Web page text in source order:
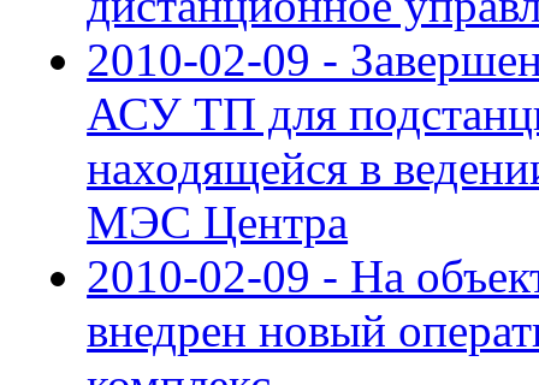
2010-02-09 -
АСУ ТП для
находящейся в
МЭС Центра
2010-02-09 - На
внедрен новый